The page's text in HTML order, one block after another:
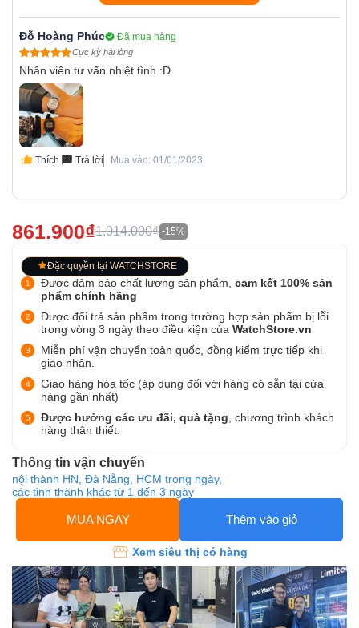
Đỗ Hoàng Phúc Đã mua hàng
Cực kỳ hài lòng
Nhân viên tư vấn nhiệt tình :D
Thích Trả lời Mua vào: 01/01/2023
861.900₫1.014.000₫ -15%
Đặc quyền tại WATCHSTORE
Được đảm bảo chất lượng sản phẩm, cam kết 100% sản
phẩm chính hãng
Được đổi trả sản phẩm trong trường hợp sản phẩm bị lỗi
trong vòng 3 ngày theo điều kiện của WatchStore.vn
Miễn phí vận chuyển toàn quốc, đồng kiểm trực tiếp khi
giao nhận.
Giao hàng hỏa tốc (áp dụng đối với hàng có sẵn tại cửa
hàng gần nhất)
Được hưởng các ưu đãi, quà tặng, chương trình khách
hàng thân thiết.
Thông tin vận chuyển
nội thành HN, Đà Nẵng, HCM trong ngày,
các tỉnh thành khác từ 1 đến 3 ngày
MUA NGAY Thêm vào giỏ
Xem siêu thị có hàng